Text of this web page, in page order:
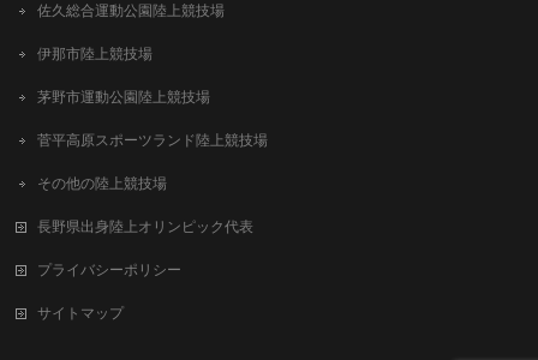
佐久総合運動公園陸上競技場
伊那市陸上競技場
茅野市運動公園陸上競技場
菅平高原スポーツランド陸上競技場
その他の陸上競技場
長野県出身陸上オリンピック代表
プライバシーポリシー
サイトマップ